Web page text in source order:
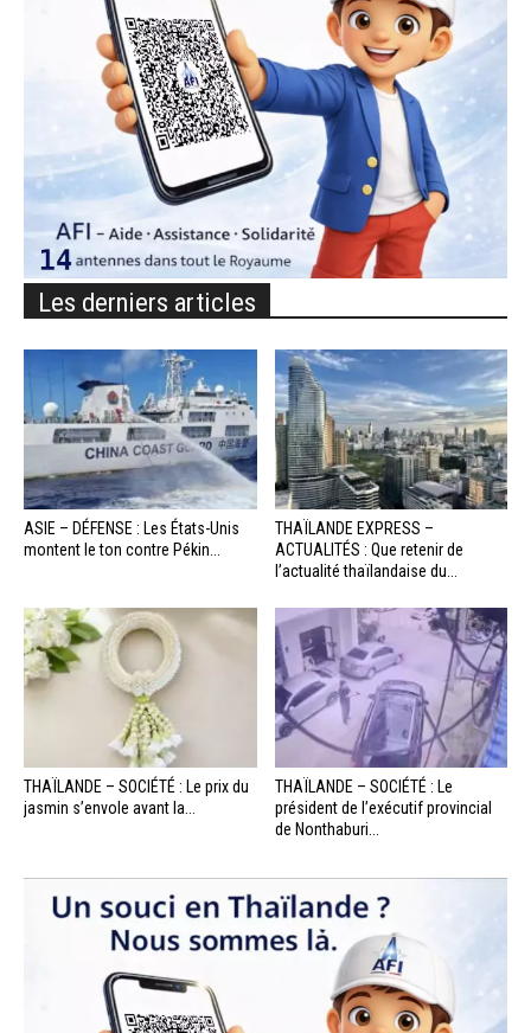
Les derniers articles
ASIE – DÉFENSE : Les États-Unis
montent le ton contre Pékin...
THAÏLANDE EXPRESS –
ACTUALITÉS : Que retenir de
l’actualité thaïlandaise du...
THAÏLANDE – SOCIÉTÉ : Le prix du
jasmin s’envole avant la...
THAÏLANDE – SOCIÉTÉ : Le
président de l’exécutif provincial
de Nonthaburi...